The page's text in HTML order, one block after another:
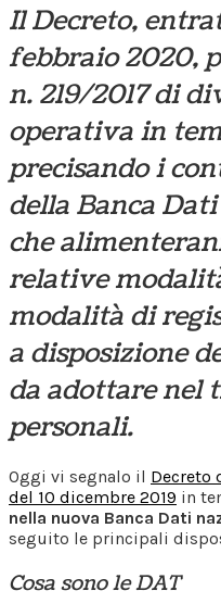
Il Decreto,
febbraio 2020,
n. 219/2017 di
operativa in
precisando i
della Banca
che
relative
modalità di
a disposizione
da adottare nel
personali.
Oggi vi segnalo il Decreto
del 10 dicembre 2019 in
nella nuova Banca Dati
seguito le principali
Cosa sono le DAT